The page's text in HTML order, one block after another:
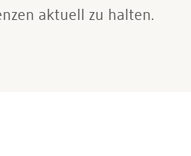
aktuell zu halten.